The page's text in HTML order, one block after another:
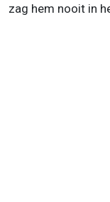
zag hem nooit in